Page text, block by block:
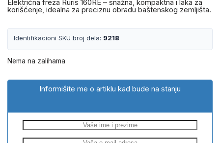
Električna freza Ruris 160RE – snažna, kompaktna i laka za
korišćenje, idealna za preciznu obradu baštenskog zemljišta.
Identifikacioni SKU broj dela: 9218
Nema na zalihama
Informišite me o artiklu kad bude na stanju